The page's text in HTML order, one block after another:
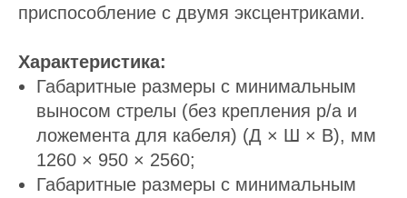
приспособление с двумя эксцентриками.
Характеристика:
Габаритные размеры с минимальным
выносом стрелы (без крепления р/а и
ложемента для кабеля) (Д × Ш × В), мм
1260 × 950 × 2560;
Габаритные размеры с минимальным